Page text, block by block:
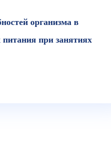
организма в
при занятиях